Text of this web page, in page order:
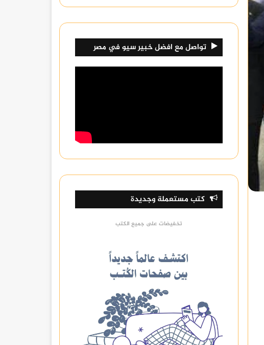
تواصل مع افضل خبير سيو في مصر
كتب مستعملة وجديدة
تخفيضات على جميع الكتب